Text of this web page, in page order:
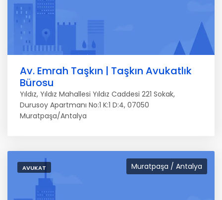
Av. Emrah Taşkın | Taşkın Avukatlık
Bürosu
Yıldız, Yıldız Mahallesi Yıldız Caddesi 221 Sokak,
Durusoy Apartmanı No:1 K:1 D:4, 07050
Muratpaşa/Antalya
Muratpaşa / Antalya
AVUKAT